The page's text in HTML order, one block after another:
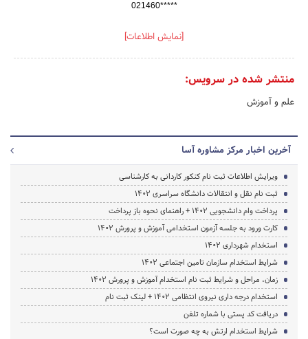
021460*****
[نمایش اطلاعات]
منتشر شده در سرویس:
علم و آموزش
آخرین اخبار مرکز مشاوره آسا
ویرایش اطلاعات ثبت نام کنکور کاردانی به کارشناسی
ثبت نام نقل و انتقالات دانشگاه سراسری 1402
پرداخت وام دانشجویی ۱۴۰۲ + راهنمای نحوه باز پرداخت
کارت ورود به جلسه آزمون استخدامی آموزش و پرورش 1402
استخدام شهرداری 1402
شرایط استخدام سازمان تامین اجتماعی 1402
زمان، مراحل و شرایط ثبت نام استخدام آموزش و پرورش 1402
استخدام درجه داری نیروی انتظامی 1402 + لینک ثبت نام
دریافت کد پستی با شماره تلفن
شرایط استخدام ارتش به چه صورت است؟